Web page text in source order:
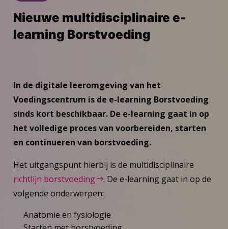
Nieuwe multidisciplinaire e-
learning Borstvoeding
In de digitale leeromgeving van het
Voedingscentrum is de e-learning Borstvoeding
sinds kort beschikbaar. De e-learning gaat in op
het volledige proces van voorbereiden, starten
en continueren van borstvoeding.
Het uitgangspunt hierbij is de multidisciplinaire
richtlijn borstvoeding
. De e-learning gaat in op de
volgende onderwerpen:
Anatomie en fysiologie